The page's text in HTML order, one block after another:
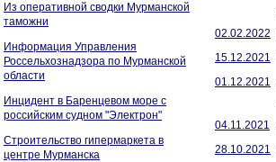
Из оперативной сводки Мурманской
таможни
Информация Управления
Россельхознадзора по Мурманской
области
Инцидент в Баренцевом море с
российским судном "Электрон"
Строительство гипермаркета в
центре Мурманска
02.02.2022
15.12.2021
01.12.2021
04.11.2021
28.10.2021